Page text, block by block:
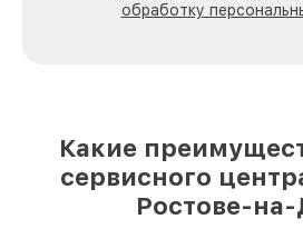
обработку
Какие
сервисного
Ростове-